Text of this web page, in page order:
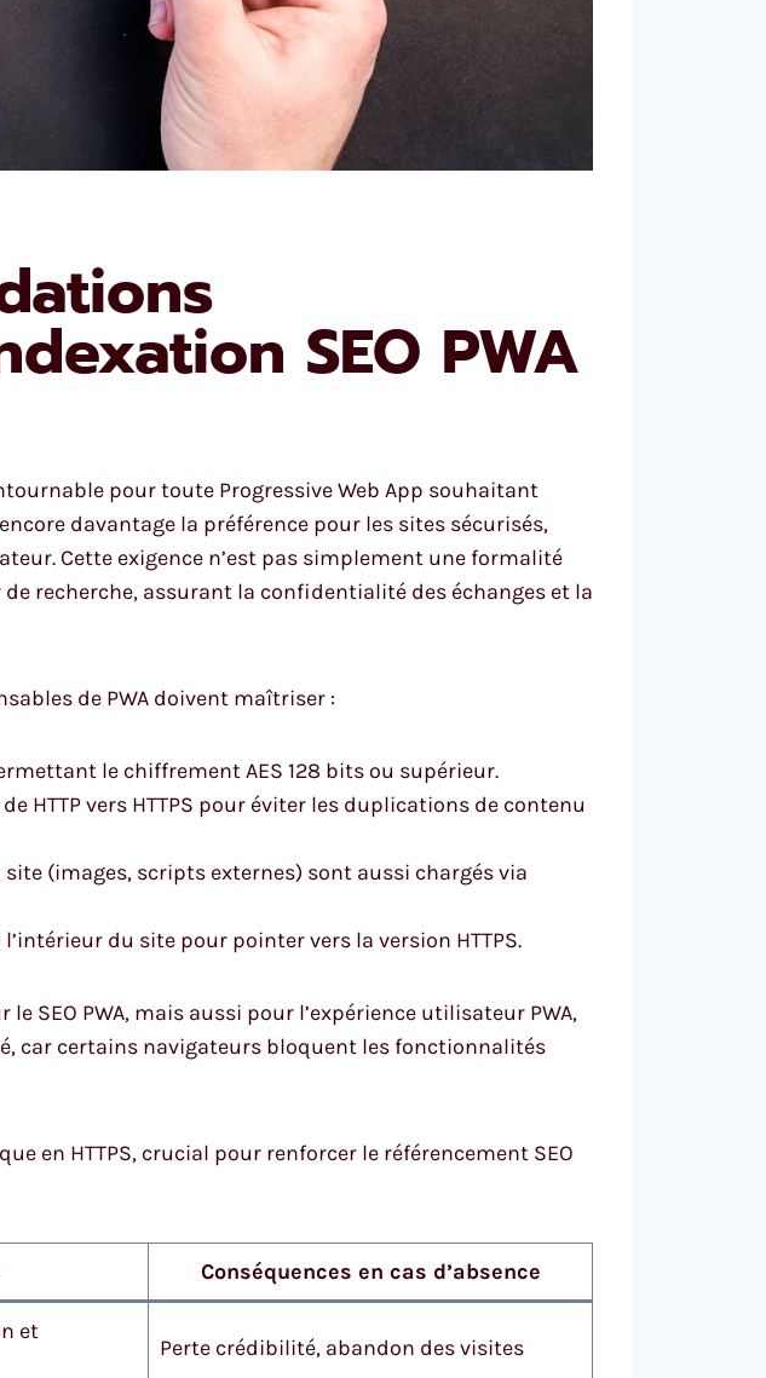
SEO PWA
pour toute Progressive Web App souhaitant
davantage la préférence pour les sites sécurisés,
Cette exigence n’est pas simplement une formalité
recherche, assurant la confidentialité des échanges et la
de PWA doivent maîtriser :
le chiffrement AES 128 bits ou supérieur.
HTTP vers HTTPS pour éviter les duplications de contenu
(images, scripts externes) sont aussi chargés via
du site pour pointer vers la version HTTPS.
SEO PWA, mais aussi pour l’expérience utilisateur PWA,
car certains navigateurs bloquent les fonctionnalités
en HTTPS, crucial pour renforcer le référencement SEO
Conséquences en cas d’absence
et
Perte crédibilité, abandon des visites